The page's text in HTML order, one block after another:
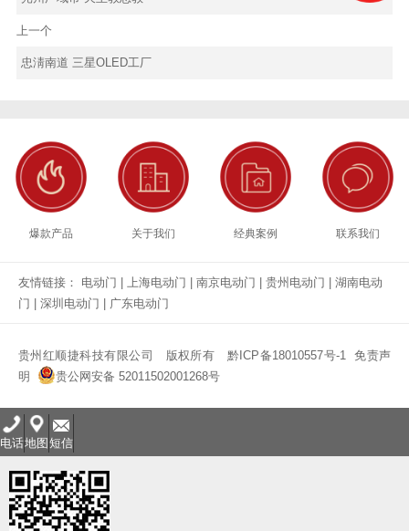
上一个
忠淸南道 三星OLED工厂
爆款产品 关于我们 经典案例 联系我们
友情链接： 电动门 | 上海电动门 | 南京电动门 | 贵州电动门 | 湖南电动
门 | 深圳电动门 | 广东电动门
贵州红顺捷科技有限公司 版权所有 黔ICP备18010557号-1
免责声
明
贵公网安备 52011502001268号
电话地图短信